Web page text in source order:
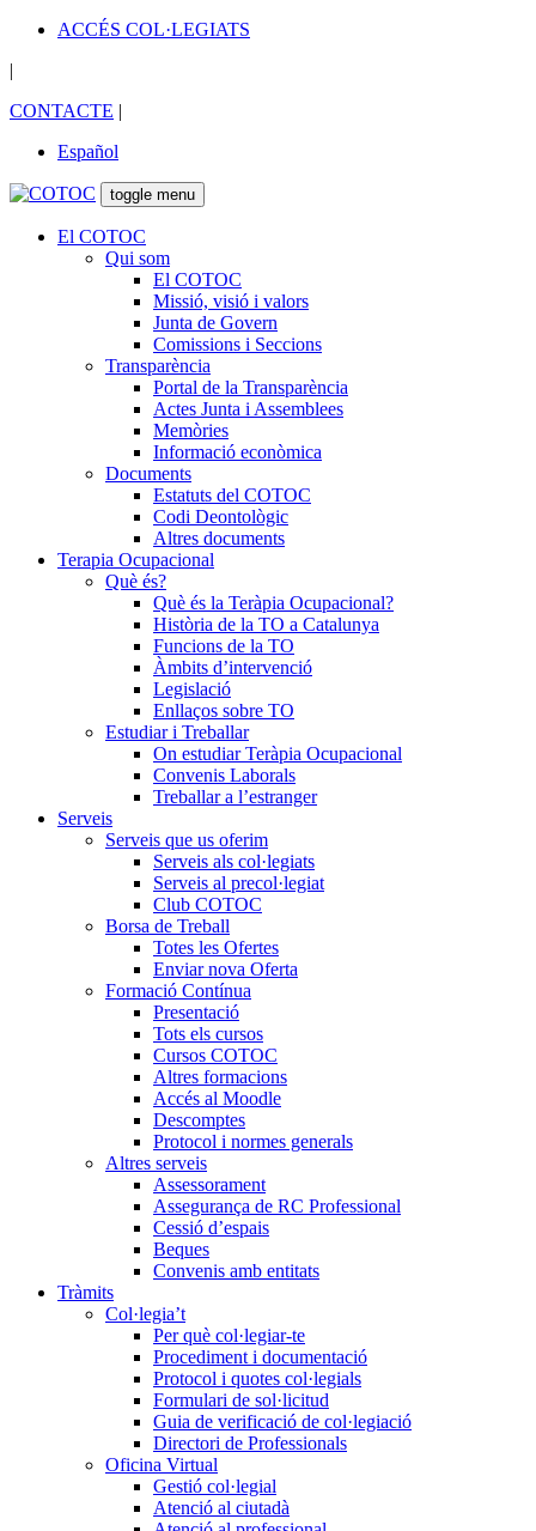
ACCÉS COL·LEGIATS
|
CONTACTE |
Español
toggle menu
El COTOC
Qui som
El COTOC
Missió, visió i valors
Junta de Govern
Comissions i Seccions
Transparència
Portal de la Transparència
Actes Junta i Assemblees
Memòries
Informació econòmica
Documents
Estatuts del COTOC
Codi Deontològic
Altres documents
Terapia Ocupacional
Què és?
Què és la Teràpia Ocupacional?
Història de la TO a Catalunya
Funcions de la TO
Àmbits d’intervenció
Legislació
Enllaços sobre TO
Estudiar i Treballar
On estudiar Teràpia Ocupacional
Convenis Laborals
Treballar a l’estranger
Serveis
Serveis que us oferim
Serveis als col·legiats
Serveis al precol·legiat
Club COTOC
Borsa de Treball
Totes les Ofertes
Enviar nova Oferta
Formació Contínua
Presentació
Tots els cursos
Cursos COTOC
Altres formacions
Accés al Moodle
Descomptes
Protocol i normes generals
Altres serveis
Assessorament
Assegurança de RC Professional
Cessió d’espais
Beques
Convenis amb entitats
Tràmits
Col·legia’t
Per què col·legiar-te
Procediment i documentació
Protocol i quotes col·legials
Formulari de sol·licitud
Guia de verificació de col·legiació
Directori de Professionals
Oficina Virtual
Gestió col·legial
Atenció al ciutadà